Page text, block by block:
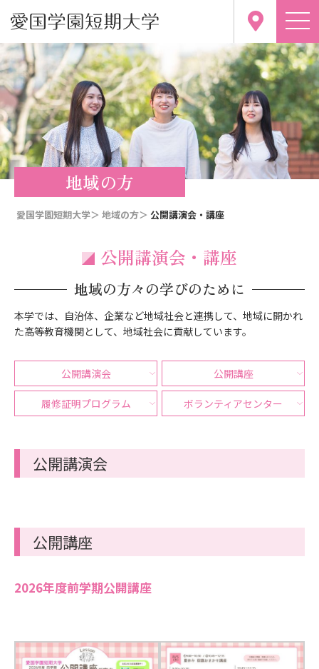
地域の方
愛国学園短期大学＞ 地域の方＞ 公開講演会・講座
公開講演会・講座
地域の方々の学びのために
本学では、自治体、企業など地域社会と連携して、地域に開かれ
た高等教育機関として、地域社会に貢献しています。
公開講演会 公開講座
履修証明プログラム ボランティアセンター
公開講演会
公開講座
2026年度前学期公開講座